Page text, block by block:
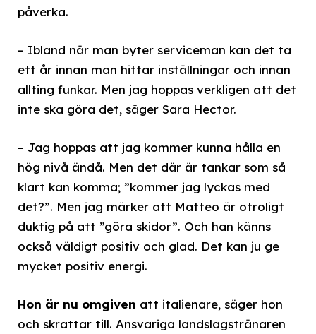
påverka.
– Ibland när man byter serviceman kan det ta
ett år innan man hittar inställningar och innan
allting funkar. Men jag hoppas verkligen att det
inte ska göra det, säger Sara Hector.
– Jag hoppas att jag kommer kunna hålla en
hög nivå ändå. Men det där är tankar som så
klart kan komma; ”kommer jag lyckas med
det?”. Men jag märker att Matteo är otroligt
duktig på att ”göra skidor”. Och han känns
också väldigt positiv och glad. Det kan ju ge
mycket positiv energi.
Hon är nu omgiven att italienare, säger hon
och skrattar till. Ansvariga landslagstränaren